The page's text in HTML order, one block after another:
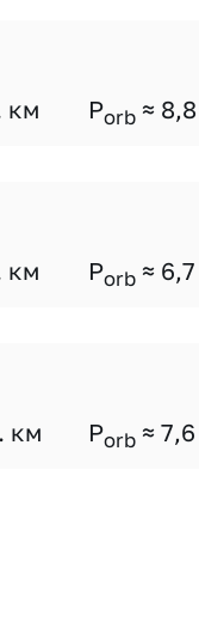
км Porb ≈ 8,8
км Porb ≈ 6,7
км Porb ≈ 7,6